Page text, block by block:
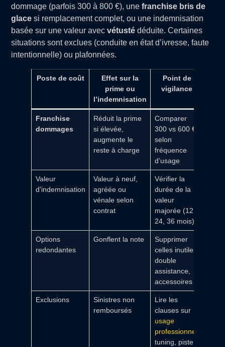
dommage (parfois 300 à 800 €), unefranchise bris de
glace si remplacement complet, ou une indemnisation
basée sur une valeur avecvétusté déduite. Certaines
situations sont exclues (conduite en état d’ivresse, faute
intentionnelle) ou plafonnées.
Poste de coût
Effet sur la
prime ou
l’indemnisation
Point de
vigilance
Franchise
dommages
Réduit la prime
si élevée,
augmente le
reste à charge
Comparer
300 vs 600 €
selon
fréquence
d’usage
Valeur
d’indemnisation
Valeur à neuf,
agréée ou
vénale selon
contrat
Vérifier la
durée de la
valeur
majorée (12,
24, 36 mois)
Options
redondantes
Gonflent la note
Supprimer
celles inutiles:
double
assistance,
accessoires
Exclusions
Sinistres non
remboursés
Lire les
clauses sur
usage
professionnel
tuning, piste